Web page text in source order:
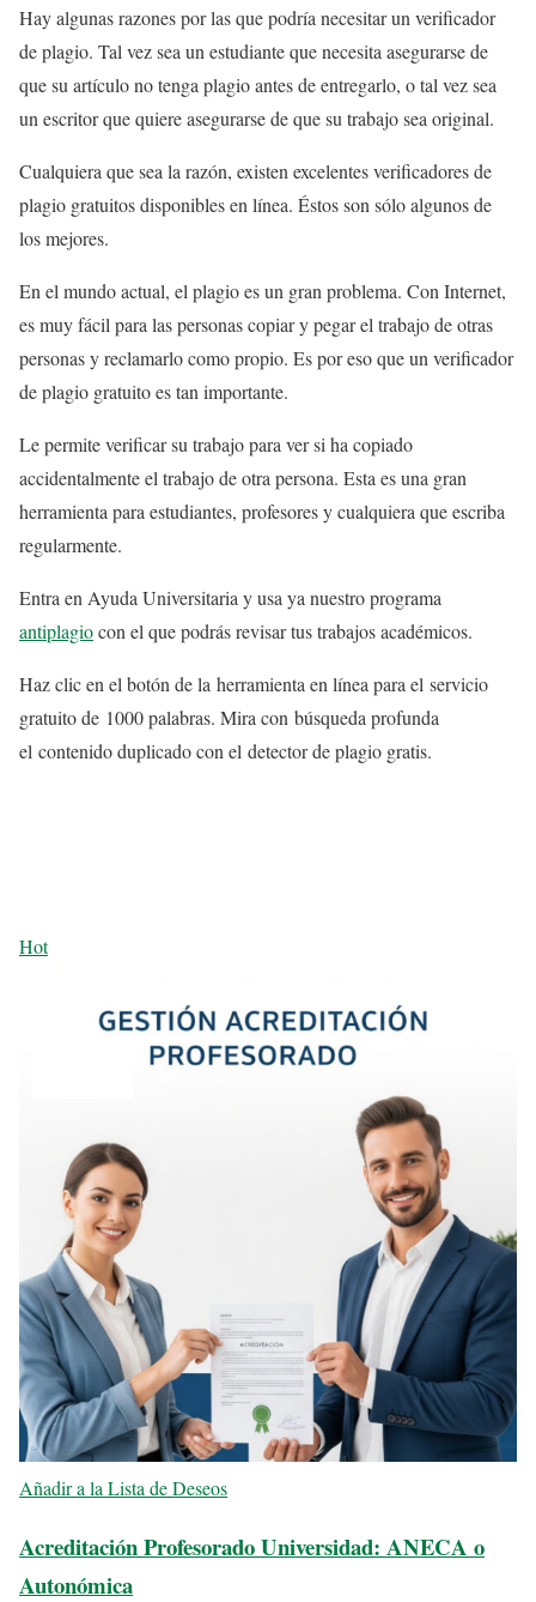
Hay algunas razones por las que podría necesitar un verificador
de plagio. Tal vez sea un estudiante que necesita asegurarse de
que su artículo no tenga plagio antes de entregarlo, o tal vez sea
un escritor que quiere asegurarse de que su trabajo sea original.
Cualquiera que sea la razón, existen excelentes verificadores de
plagio gratuitos disponibles en línea. Éstos son sólo algunos de
los mejores.
En el mundo actual, el plagio es un gran problema. Con Internet,
es muy fácil para las personas copiar y pegar el trabajo de otras
personas y reclamarlo como propio. Es por eso que un verificador
de plagio gratuito es tan importante.
Le permite verificar su trabajo para ver si ha copiado
accidentalmente el trabajo de otra persona. Esta es una gran
herramienta para estudiantes, profesores y cualquiera que escriba
regularmente.
Entra en Ayuda Universitaria y usa ya nuestro programa
antiplagiocon el que podrás revisar tus trabajos académicos.
Haz clic en el botón de la herramienta en línea para el servicio
gratuito de 1000 palabras. Mira con búsqueda profunda
el contenido duplicado con el detector de plagio gratis.
Hot
Añadir a la Lista de Deseos
Acreditación Profesorado Universidad: ANECA o
Autonómica